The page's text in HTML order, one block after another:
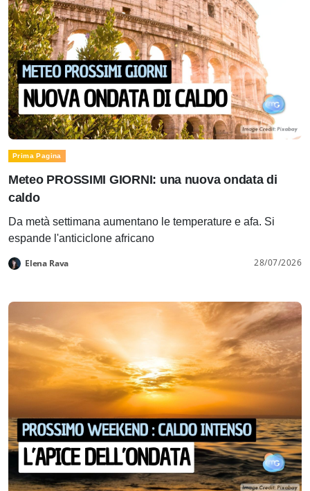
Prima Pagina
Meteo PROSSIMI GIORNI: una nuova ondata di
caldo
Da metà settimana aumentano le temperature e afa. Si
espande l'anticiclone africano
Elena Rava 28/07/2026